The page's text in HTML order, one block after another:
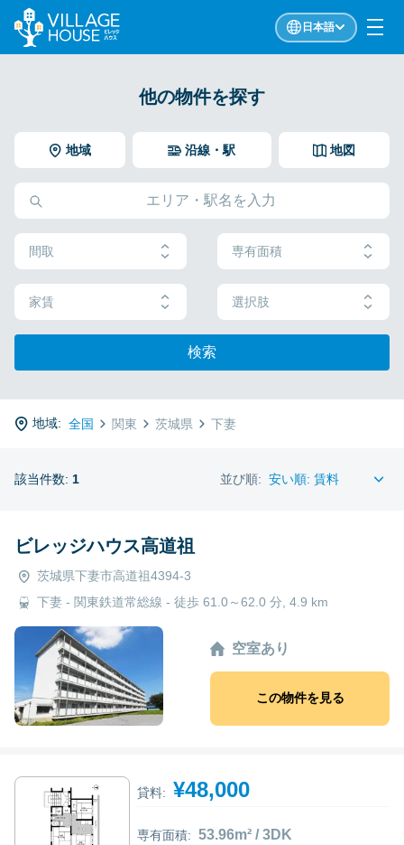
日本語
他の物件を探す
地域 地図
沿線・駅
間取 専有面積
家賃 選択肢
検索
地域: 全国 関東 茨城県 下妻
該当件数: 1 並び順:
ビレッジハウス高道祖
茨城県下妻市高道祖4394-3
下妻 - 関東鉄道常総線 - 徒歩 61.0～62.0 分, 4.9 km
空室あり
この物件を見る
貸料: ¥48,000
専有面積: 53.96m² / 3DK